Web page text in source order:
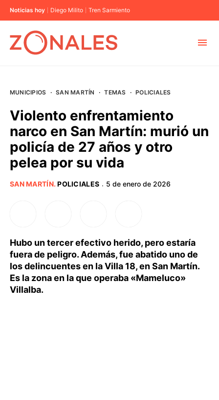
Noticias hoy Diego Milito Tren Sarmiento
BUENOS AIRES
PROVINCIAS
MUNICIPIOS · SAN MARTÍN · TEMAS · POLICIALES
Violento enfrentamiento
narco en San Martín: murió un
policía de 27 años y otro
pelea por su vida
SAN MARTÍN.POLICIALES · 5 de enero de 2026
Hubo un tercer efectivo herido, pero estaría
fuera de peligro. Además, fue abatido uno de
los delincuentes en la Villa 18, en San Martín.
Es la zona en la que operaba «Mameluco»
Villalba.